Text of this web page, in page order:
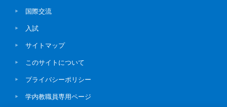
国際交流
入試
サイトマップ
このサイトについて
プライバシーポリシー
学内教職員専用ページ